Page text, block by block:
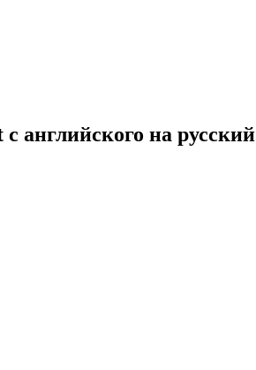
английского на русский